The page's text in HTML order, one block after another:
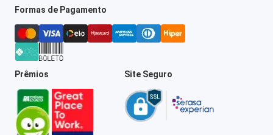
Formas de Pagamento
Prêmios Site Seguro